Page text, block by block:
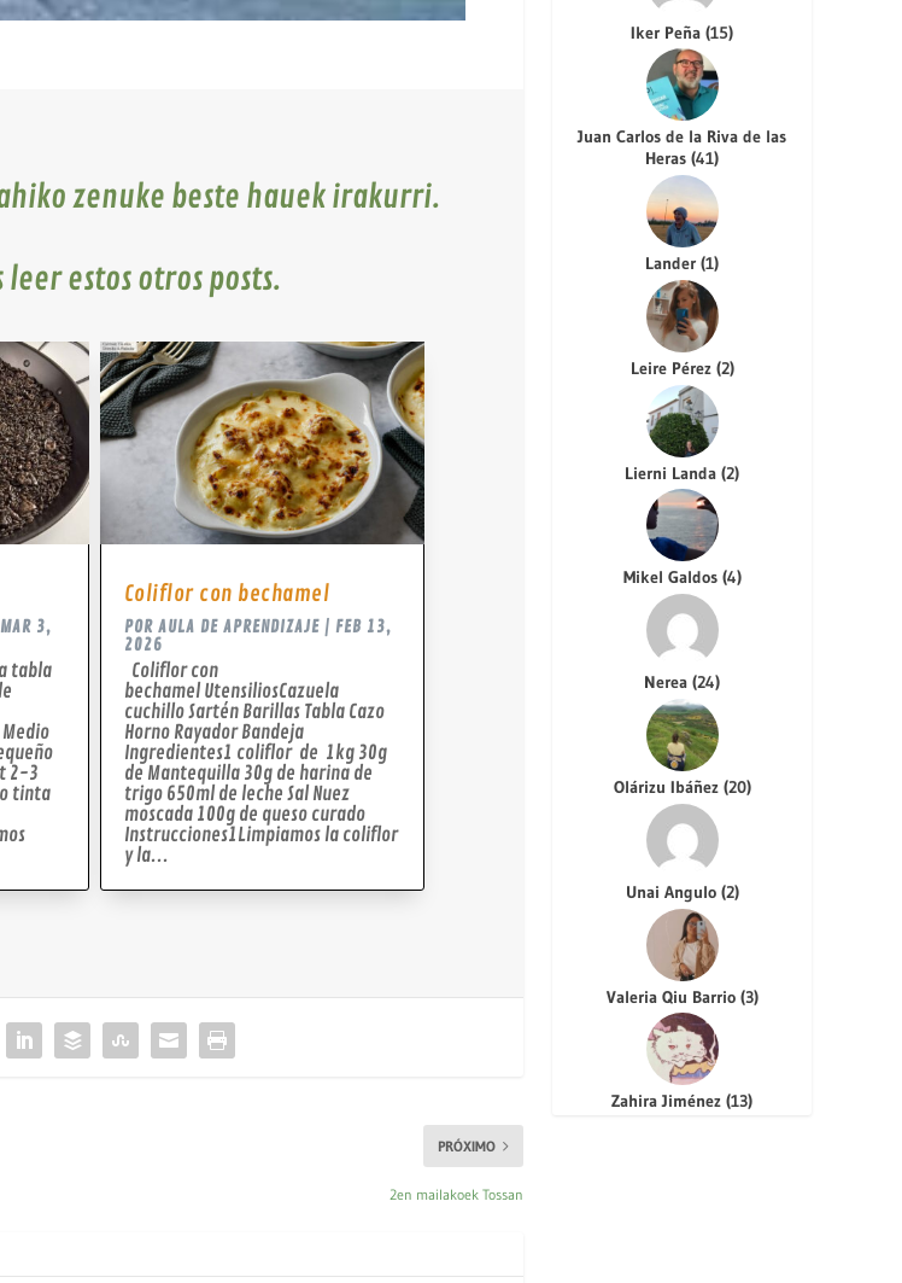
zenuke beste hauek irakurri.
estos otros posts.
MAR 3,
tabla
2-3
tinta
Coliflor con bechamel
POR AULA DE APRENDIZAJE| FEB 13,
2026
Coliflor con
bechamel UtensiliosCazuela
cuchillo Sartén Barillas Tabla Cazo
Horno Rayador Bandeja
Ingredientes1 coliflor de 1kg 30g
de Mantequilla 30g de harina de
trigo 650ml de leche Sal Nuez
moscada 100g de queso curado
Instrucciones1Limpiamos la coliflor
y la...
PRÓXIMO
2en mailakoek Tossan
Iker Peña(15)
Juan Carlos de la Riva de las
Heras(41)
Lander(1)
Leire Pérez (2)
Lierni Landa(2)
Mikel Galdos (4)
Nerea(24)
Olárizu Ibáñez (20)
Unai Angulo (2)
Valeria Qiu Barrio (3)
Zahira Jiménez(13)